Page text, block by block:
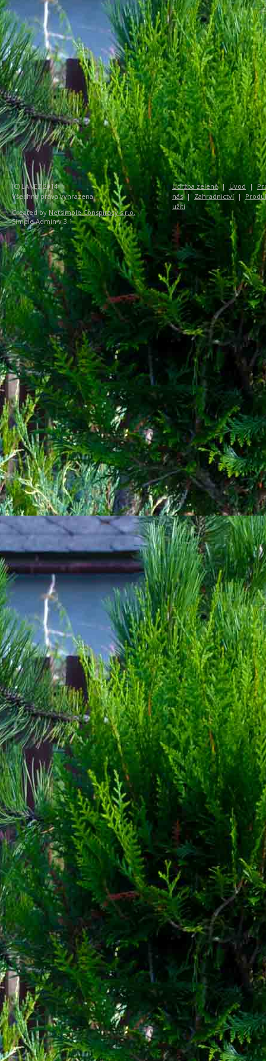
(C) LANEZ 2014
Všechna práva vyhrazena
Created by Netsimple Conspiracy s.r.o.
Simple Admin v 3.1
Údržba zeleně|Úvod |
nás| Zahradnictví|
užití